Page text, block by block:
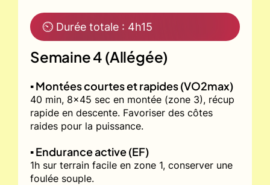
⏲ Durée totale : 4h15
Semaine 4 (Allégée)
▪️ Montées courtes et rapides (VO2max)
40 min, 8x45 sec en montée (zone 3), récup
rapide en descente. Favoriser des côtes
raides pour la puissance.
▪️ Endurance active (EF)
1h sur terrain facile en zone 1, conserver une
foulée souple.